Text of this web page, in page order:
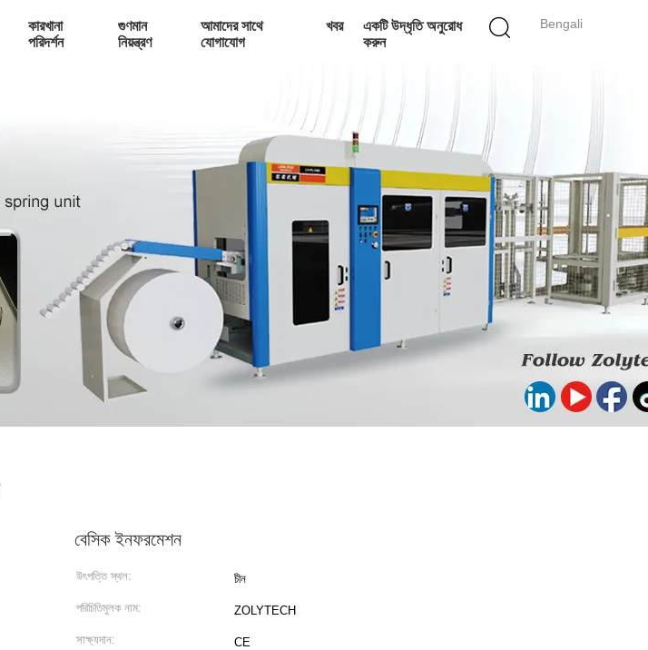
Bengali
কারখানা
পরিদর্শন
গুণমান
নিয়ন্ত্রণ
আমাদের সাথে
যোগাযোগ
খবর
একটি উদ্ধৃতি অনুরোধ
করুন
বেসিক ইনফরমেশন
উৎপত্তি স্থল: চীন
পরিচিতিমুলক নাম: ZOLYTECH
সাক্ষ্যদান: CE